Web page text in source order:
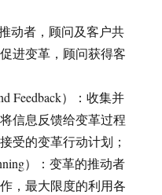
动者，顾问及客户共
进变革，顾问获得客
Feedback）：收集并
信息反馈给变革过程
受的变革行动计划；
）：变革的推动者
，最大限度的利用各